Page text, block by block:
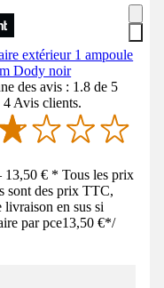
extérieur 1 ampoule
Dody noir
des avis : 1.8 de 5
4 Avis clients.
€ * Tous les prix
sont des prix TTC,
livraison en sus si
par pce13,50 €*/